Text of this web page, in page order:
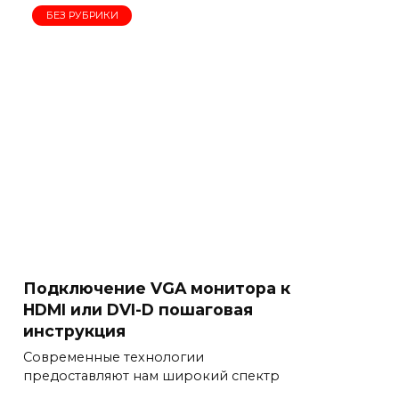
БЕЗ РУБРИКИ
Подключение VGA монитора к
HDMI или DVI-D пошаговая
инструкция
Современные технологии
предоставляют нам широкий спектр